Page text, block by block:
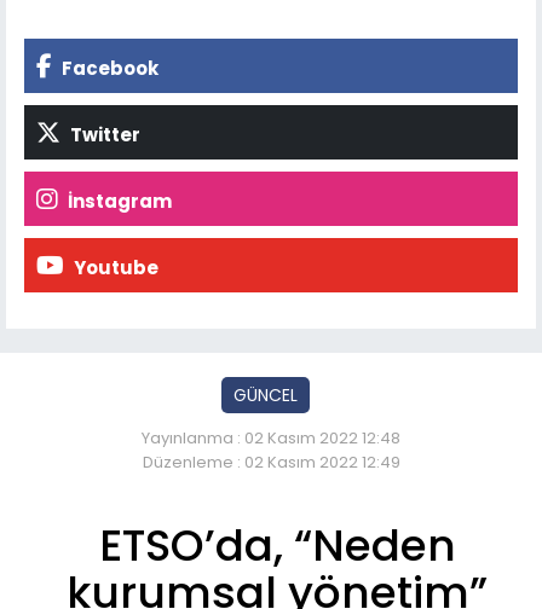
Facebook
Twitter
İnstagram
Youtube
GÜNCEL
Yayınlanma : 02 Kasım 2022 12:48
Düzenleme : 02 Kasım 2022 12:49
ETSO’da, “Neden
kurumsal yönetim”